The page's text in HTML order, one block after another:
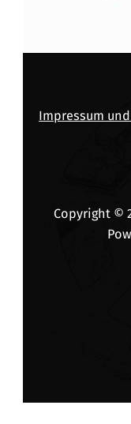
Impressum
Copyright ©